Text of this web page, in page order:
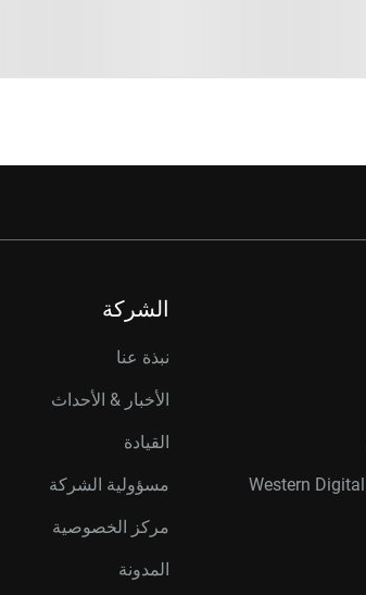
الشركة
نبذة عنا
الأخبار & الأحداث
القيادة
مسؤولية الشركة
مركز الخصوصية
المدونة